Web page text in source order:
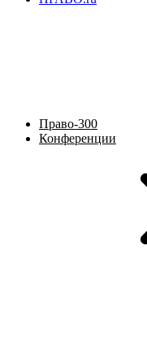
Право-300
Конференции